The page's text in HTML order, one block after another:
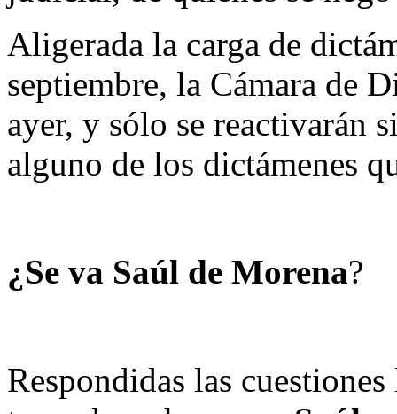
Aligerada la carga de
septiembre, la Cámara de
ayer, y sólo se reactivarán
alguno de los dictámenes
¿Se va Saúl de Morena?
Respondidas las